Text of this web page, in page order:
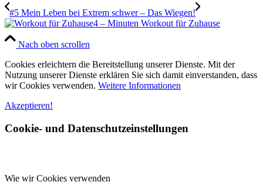
#5 Mein Leben bei Extrem schwer – Das Wiegen!
4 – Minuten Workout für Zuhause
Nach oben scrollen
Cookies erleichtern die Bereitstellung unserer Dienste. Mit der
Nutzung unserer Dienste erklären Sie sich damit einverstanden, dass
wir Cookies verwenden. Weitere Informationen
Akzeptieren!
Cookie- und Datenschutzeinstellungen
Wie wir Cookies verwenden